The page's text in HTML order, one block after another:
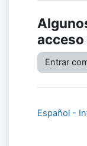
Entrar
Español -